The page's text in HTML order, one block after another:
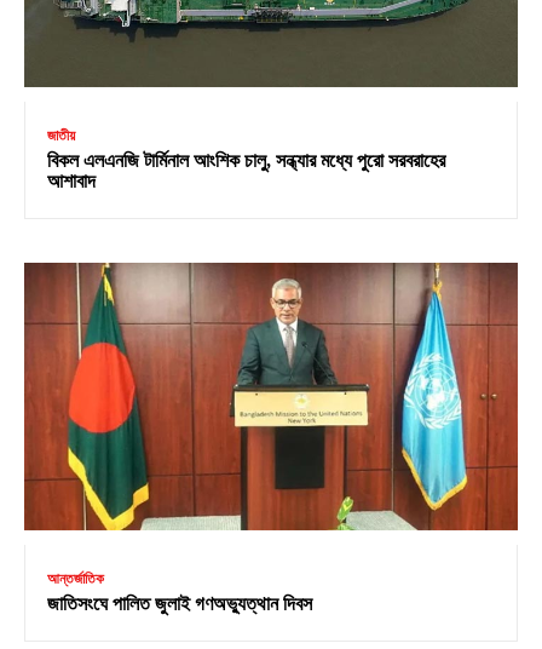
জাতীয়
বিকল এলএনজি টার্মিনাল আংশিক চালু, সন্ধ্যার মধ্যে পুরো সরবরাহের
আশাবাদ
আন্তর্জাতিক
জাতিসংঘে পালিত জুলাই গণঅভ্যুত্থান দিবস